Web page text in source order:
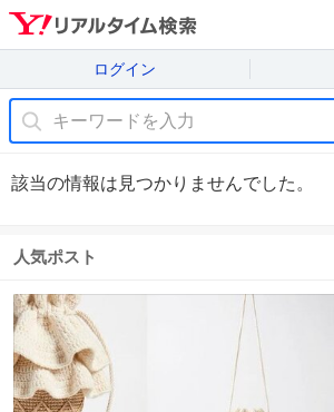
ログイン
該当の情報は見つかりませんでした。
人気ポスト